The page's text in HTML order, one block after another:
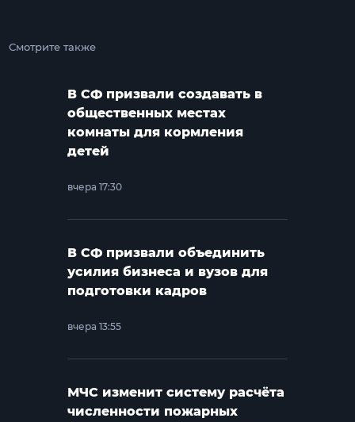
Смотрите также
В СФ призвали создавать в
общественных местах
комнаты для кормления
детей
вчера 17:30
В СФ призвали объединить
усилия бизнеса и вузов для
подготовки кадров
вчера 13:55
МЧС изменит систему расчёта
численности пожарных